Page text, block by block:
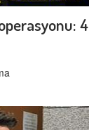
4